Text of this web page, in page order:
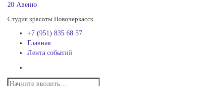
20 Авеню
Студия красоты Новочеркасск
+7 (951) 835 68 57
Главная
Лента событий